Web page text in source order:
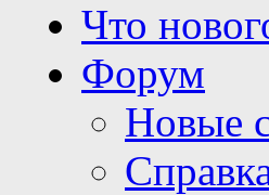
Что
Форум
Новые